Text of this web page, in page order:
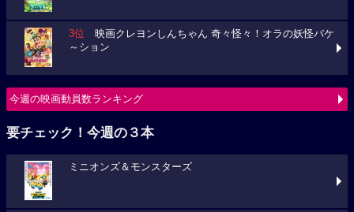
3位 映画クレヨンしんちゃん 奇々怪々！オラの妖怪バケ
～ション
今週の映画動員数ランキング
要チェック！今週の３本
ミニオンズ＆モンスターズ